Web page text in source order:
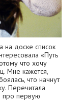
на доске список
«Путь
что хочу
Мне кажется,
что начнут
Перечитала
про первую